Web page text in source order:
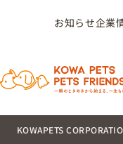
お知らせ企業
KOWAPETS